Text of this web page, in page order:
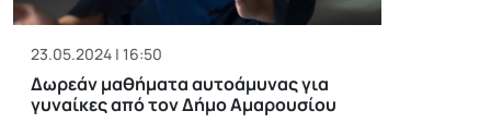
23.05.2024 | 16:50
Δωρεάν μαθήματα αυτοάμυνας για
γυναίκες από τον Δήμο Αμαρουσίου